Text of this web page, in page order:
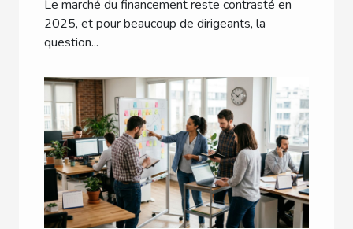
Le marché du financement reste contrasté en
2025, et pour beaucoup de dirigeants, la
question...